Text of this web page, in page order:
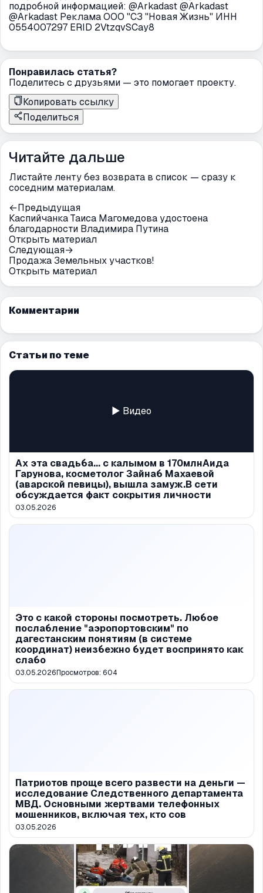
подробной информацией: @Arkadast @Arkadast
@Arkadast Реклама ООО "СЗ "Новая Жизнь" ИНН
0554007297 ERID 2VtzqvSCay8
Понравилась статья?
Поделитесь с друзьями — это помогает проекту.
Копировать ссылку
Поделиться
Читайте дальше
Листайте ленту без возврата в список — сразу к
соседним материалам.
←Предыдущая
Каспийчанка Таиса Магомедова удостоена
благодарности Владимира Путина
Открыть материал
Следующая→
Продажа Земельных участков!
Открыть материал
Комментарии
Статьи по теме
▶ Видео
Ах эта свадьба... с калымом в 170млнАида
Гарунова, косметолог Зайнаб Махаевой
(аварской певицы), вышла замуж.В сети
обсуждается факт сокрытия личности
03.05.2026
Это с какой стороны посмотреть. Любое
послабление "аэропортовским" по
дагестанским понятиям (в системе
координат) неизбежно будет воспринято как
слабо
03.05.2026Просмотров: 604
Патриотов проще всего развести на деньги —
исследование Следственного департамента
МВД. Основными жертвами телефонных
мошенников, включая тех, кто сов
03.05.2026